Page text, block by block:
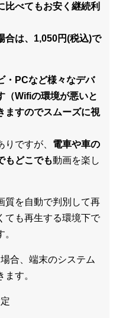
比べてもお安く継続利
は、1,050円(税込)で
・PCなど様々なデバ
（Wifiの環境が悪いと
ますのでスムーズに視
ですが、 電車や車の
もどこでも動画を楽し
質を自動で判別して再
ても再生する環境下で
合、端末のシステム
す。